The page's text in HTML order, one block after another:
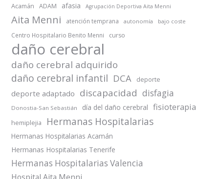
Acamán ADAM afasia Agrupación Deportiva Aita Menni
Aita Menni atención temprana autonomía bajo coste
Centro Hospitalario Benito Menni curso
daño cerebral
daño cerebral adquirido
daño cerebral infantil DCA deporte
deporte adaptado discapacidad disfagia
Donostia-San Sebastián día del daño cerebral fisioterapia
hemiplejia Hermanas Hospitalarias
Hermanas Hospitalarias Acamán
Hermanas Hospitalarias Tenerife
Hermanas Hospitalarias Valencia